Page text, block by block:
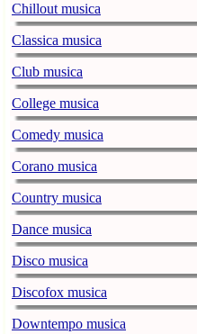
Chillout musica
Classica musica
Club musica
College musica
Comedy musica
Corano musica
Country musica
Dance musica
Disco musica
Discofox musica
Downtempo musica